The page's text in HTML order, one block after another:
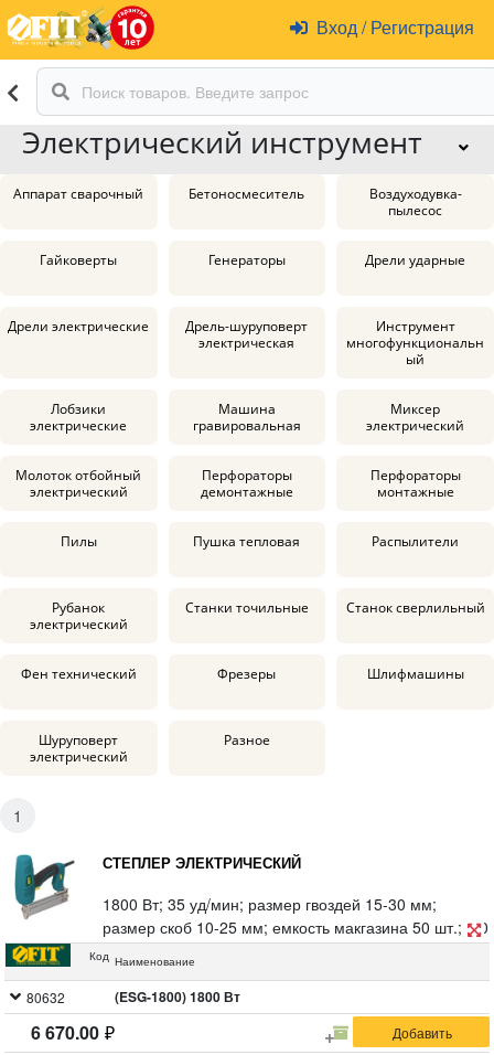
Вход /Регистрация
Электрический инструмент
Аппарат сварочный Бетоносмеситель
Воздуходувка-
пылесос
Гайковерты Генераторы Дрели ударные
Дрели электрические
Дрель-шуруповерт
электрическая
Инструмент
многофункциональн
ый
Лобзики
электрические
Машина
гравировальная
Миксер
электрический
Молоток отбойный
электрический
Перфораторы
демонтажные
Перфораторы
монтажные
Пилы Пушка тепловая Распылители
Рубанок
электрический
Станки точильные Станок сверлильный
Фен технический Фрезеры Шлифмашины
Шуруповерт
электрический
Разное
1
СТЕПЛЕР ЭЛЕКТРИЧЕСКИЙ
1800 Вт; 35 уд/мин; размер гвоздей 15-30 мм;
размер скоб 10-25 мм; емкость макгазина 50 шт.; 8,0
А; 1,5 кг, коробка. Электронная регулировка силы
совместимых скоб и гвоздей, быстрая и легкая
смена расходников, отдельная клавиша
выключения, резиновые вставки.
Код Наименование
80632 (ESG-1800) 1800 Вт
6 670.00